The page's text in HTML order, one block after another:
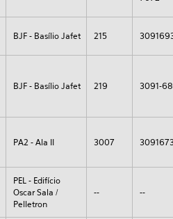
BJF - Basílio Jafet 215
BJF - Basílio Jafet 219 3091-
PA2 - Ala II 3007
PEL - Edifício
Oscar Sala /
Pelletron
-- --